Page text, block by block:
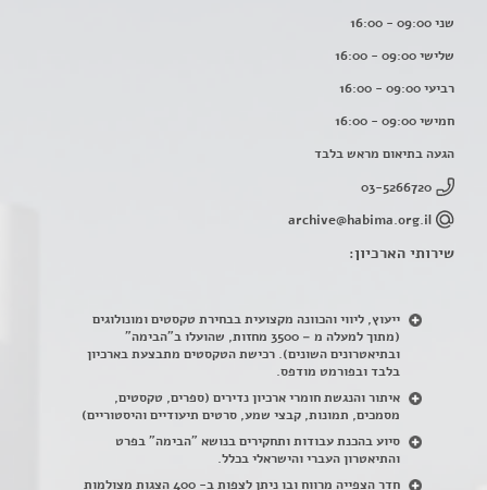
שני 09:00 - 16:00
שלישי 09:00 - 16:00
רביעי 09:00 - 16:00
חמישי 09:00 - 16:00
הגעה בתיאום מראש בלבד
03-5266720
archive@habima.org.il
שירותי הארכיון:
ייעוץ, ליווי והכוונה מקצועית בבחירת טקסטים ומונולוגים
(מתוך למעלה מ – 3500 מחזות, שהועלו ב"הבימה"
ובתיאטרונים השונים). רכישת הטקסטים מתבצעת בארכיון
בלבד ובפורמט מודפס.
איתור והנגשת חומרי ארכיון נדירים (ספרים, טקסטים,
מסמכים, תמונות, קבצי שמע, סרטים תיעודיים והיסטוריים)
סיוע בהכנת עבודות ותחקירים בנושא "הבימה" בפרט
והתיאטרון העברי והישראלי בכלל.
חדר הצפייה מרווח ובו ניתן לצפות ב- 400 הצגות מצולמות